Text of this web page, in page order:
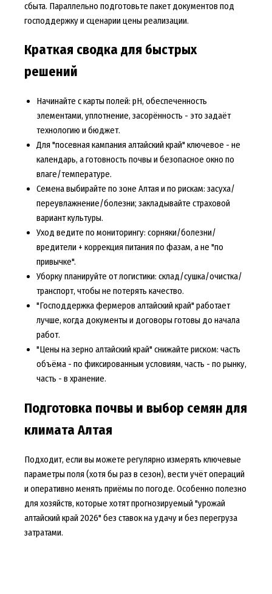
сбыта. Параллельно подготовьте пакет документов под
господдержку и сценарии цены реализации.
Краткая сводка для быстрых
решений
Начинайте с карты полей: pH, обеспеченность
элементами, уплотнение, засорённость - это задаёт
технологию и бюджет.
Для "посевная кампания алтайский край" ключевое - не
календарь, а готовность почвы и безопасное окно по
влаге/температуре.
Семена выбирайте по зоне Алтая и по рискам: засуха/
переувлажнение/болезни; закладывайте страховой
вариант культуры.
Уход ведите по мониторингу: сорняки/болезни/
вредители + коррекция питания по фазам, а не "по
привычке".
Уборку планируйте от логистики: склад/сушка/очистка/
транспорт, чтобы не потерять качество.
"Господдержка фермеров алтайский край" работает
лучше, когда документы и договоры готовы до начала
работ.
"Цены на зерно алтайский край" снижайте риском: часть
объёма - по фиксированным условиям, часть - по рынку,
часть - в хранение.
Подготовка почвы и выбор семян для
климата Алтая
Подходит, если вы можете регулярно измерять ключевые
параметры поля (хотя бы раз в сезон), вести учёт операций
и оперативно менять приёмы по погоде. Особенно полезно
для хозяйств, которые хотят прогнозируемый "урожай
алтайский край 2026" без ставок на удачу и без перегруза
затратами.